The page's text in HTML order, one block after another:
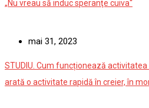
„Nu vreau să induc speranţe cuiva“
mai 31, 2023
STUDIU. Cum funcționează
arată o activitate rapidă în creier, în